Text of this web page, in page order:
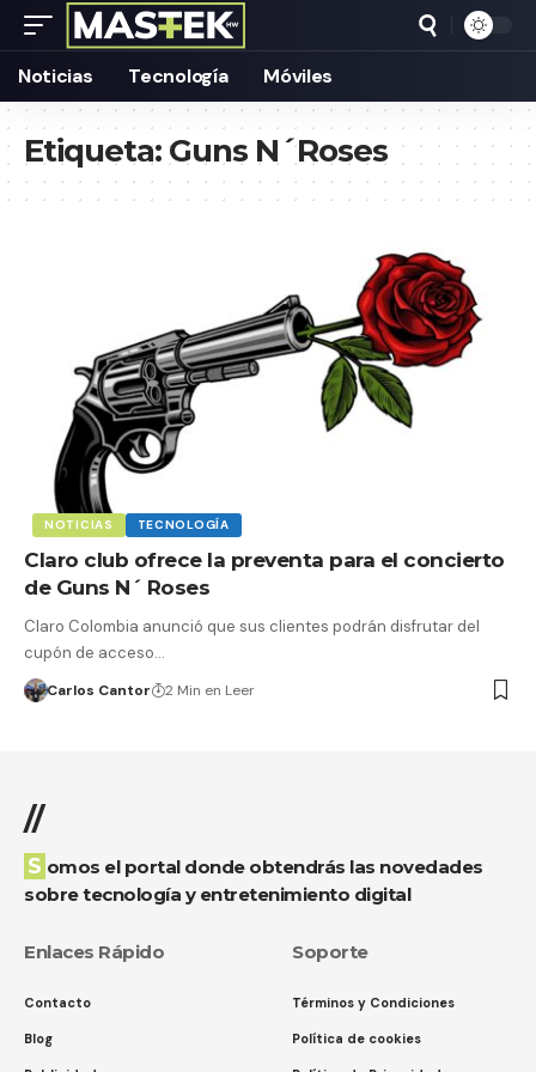
Noticias Tecnología Móviles
Etiqueta:Guns N´Roses
NOTICIAS TECNOLOGÍA
Claro club ofrece la preventa para el concierto
de Guns N´ Roses
Claro Colombia anunció que sus clientes podrán disfrutar del
cupón de acceso…
Carlos Cantor 2 Min en Leer
//
Somos el portal donde obtendrás las novedades
sobre tecnología y entretenimiento digital
Enlaces Rápido
Contacto
Blog
Soporte
Términos y Condiciones
Política de cookies